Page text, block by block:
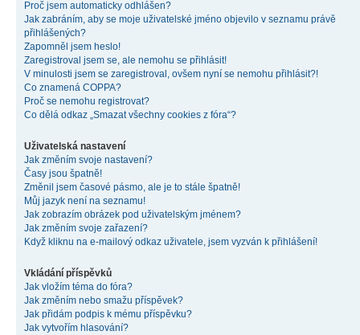
Proč jsem automaticky odhlášen?
Jak zabráním, aby se moje uživatelské jméno objevilo v seznamu právě
přihlášených?
Zapomněl jsem heslo!
Zaregistroval jsem se, ale nemohu se přihlásit!
V minulosti jsem se zaregistroval, ovšem nyní se nemohu přihlásit?!
Co znamená COPPA?
Proč se nemohu registrovat?
Co dělá odkaz „Smazat všechny cookies z fóra“?
Uživatelská nastavení
Jak změním svoje nastavení?
Časy jsou špatně!
Změnil jsem časové pásmo, ale je to stále špatně!
Můj jazyk není na seznamu!
Jak zobrazím obrázek pod uživatelským jménem?
Jak změním svoje zařazení?
Když kliknu na e-mailový odkaz uživatele, jsem vyzván k přihlášení!
Vkládání příspěvků
Jak vložím téma do fóra?
Jak změním nebo smažu příspěvek?
Jak přidám podpis k mému příspěvku?
Jak vytvořím hlasování?